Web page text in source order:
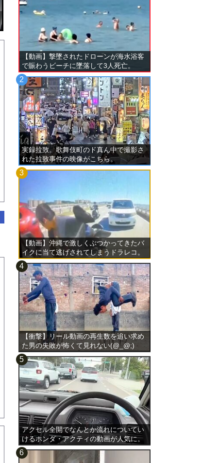
【動画】撃墜されたドローンが海水浴客
で賑わうビーチに墜落して3人死亡。
実録拉致。歌舞伎町のド真ん中で撮影さ
れた拉致事件の映像がこちら。
【動画】沖縄で激しくぶつかってきたバ
イクに当て逃げされてしまうドラレコ。
【衝撃】リール動画の再生数を追い求め
た男の失敗が怖くて見れない(@_@;)
アクセル全開でなんとか流れについてい
けるホンダ・アクティの動画が人気に。